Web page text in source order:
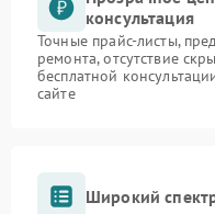
консультация
Точные прайс-листы,
ремонта, отсутствие
бесплатной
сайте
Широкий